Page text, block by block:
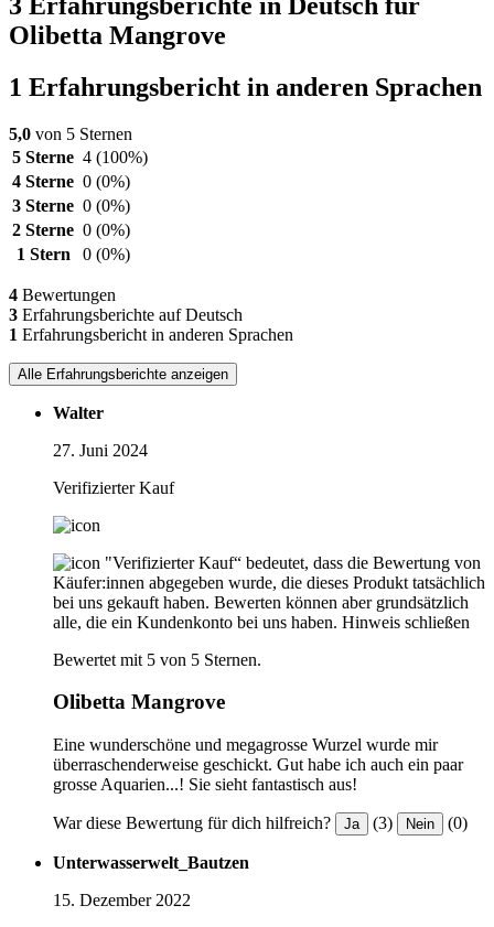
Olibetta Mangrove
1 Erfahrungsbericht in anderen Sprachen
5,0 von 5 Sternen
5 Sterne 4 (100%)
4 Sterne 0 (0%)
3 Sterne 0 (0%)
2 Sterne 0 (0%)
1 Stern
0 (0%)
4 Bewertungen
3 Erfahrungsberichte auf Deutsch
1 Erfahrungsbericht in anderen Sprachen
Alle Erfahrungsberichte anzeigen
Walter
27. Juni 2024
Verifizierter Kauf
"Verifizierter Kauf“ bedeutet, dass die Bewertung von
Käufer:innen abgegeben wurde, die dieses Produkt tatsächlich
bei uns gekauft haben. Bewerten können aber grundsätzlich
alle, die ein Kundenkonto bei uns haben. Hinweis schließen
Bewertet mit 5 von 5 Sternen.
Olibetta Mangrove
Eine wunderschöne und megagrosse Wurzel wurde mir
überraschenderweise geschickt. Gut habe ich auch ein paar
grosse Aquarien...! Sie sieht fantastisch aus!
War diese Bewertung für dich hilfreich? Ja (3) Nein (0)
Unterwasserwelt_Bautzen
15. Dezember 2022